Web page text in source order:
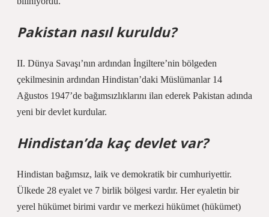
Pakistan nasıl kuruldu?
II. Dünya Savaşı’nın ardından İngiltere’nin bölgeden
çekilmesinin ardından Hindistan’daki Müslümanlar 14
Ağustos 1947’de bağımsızlıklarını ilan ederek Pakistan adında
yeni bir devlet kurdular.
Hindistan’da kaç devlet var?
Hindistan bağımsız, laik ve demokratik bir cumhuriyettir.
Ülkede 28 eyalet ve 7 birlik bölgesi vardır. Her eyaletin bir
yerel hükümet birimi vardır ve merkezi hükümet (hükümet)